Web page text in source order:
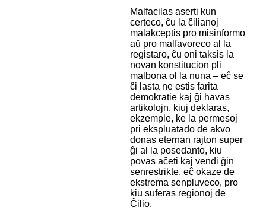
Malfacilas aserti kun
certeco, ĉu la ĉilianoj
malakceptis pro misinformo
aŭ pro malfavoreco al la
registaro, ĉu oni taksis la
novan konstitucion pli
malbona ol la nuna – eĉ se
ĉi lasta ne estis farita
demokratie kaj ĝi havas
artikolojn, kiuj deklaras,
ekzemple, ke la permesoj
pri ekspluatado de akvo
donas eternan rajton super
ĝi al la posedanto, kiu
povas aĉeti kaj vendi ĝin
senrestrikte, eĉ okaze de
ekstrema senpluveco, pro
kiu suferas regionoj de
Ĉilio.